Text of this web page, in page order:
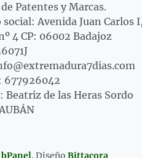
Patentes y Marcas.
Avenida Juan Carlos I,
4 CP: 06002 Badajoz
677926042
Beatriz de las Heras Sordo
bPanel. Diseño Bittacora